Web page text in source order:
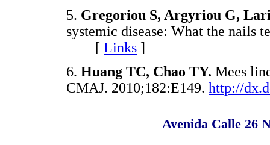
5. Gregoriou S, Argyriou G,
systemic disease: What the nails
[ Links ]
6. Huang TC, Chao TY. Mees
CMAJ. 2010;182:E149. http://
Avenida Calle 26